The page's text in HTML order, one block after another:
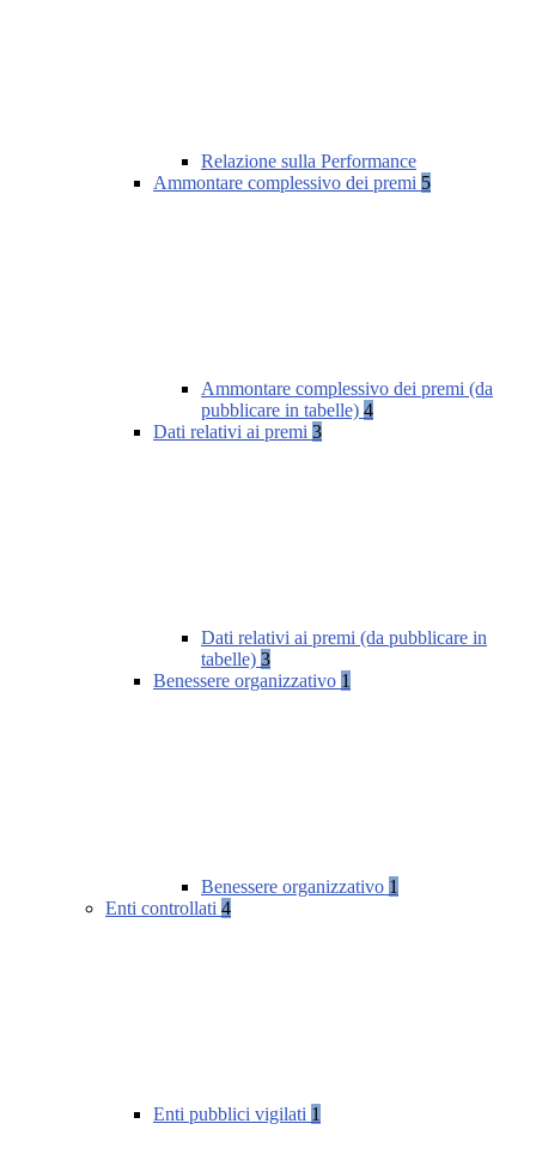
Relazione sulla Performance
Ammontare complessivo dei premi 5
Ammontare complessivo dei premi (da
pubblicare in tabelle) 4
Dati relativi ai premi 3
Dati relativi ai premi (da pubblicare in
tabelle) 3
Benessere organizzativo 1
Benessere organizzativo 1
Enti controllati 4
Enti pubblici vigilati 1